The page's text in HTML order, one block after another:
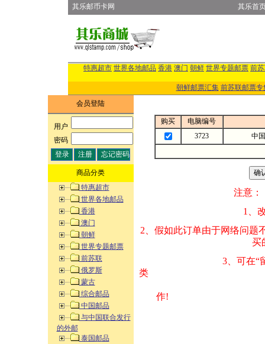
其乐邮币卡网 其乐首
特惠超市 世界各地邮品 香港 澳门 朝鲜 世界专题邮票 前
朝鲜邮票汇集 前苏联邮票专
会员登陆
用户:
密码:
商品分类
特惠超市
世界各地邮品
香港
澳门
朝鲜
世界专题邮票
前苏联
俄罗斯
蒙古
综合邮品
中国邮品
与中国联合发行
的外邮
泰国邮品
购买
电脑编号
3723
中
注意：
1、改变商品数量
2、假如此订单由
买的邮品的“
3、可在“
类 方式告之
作!